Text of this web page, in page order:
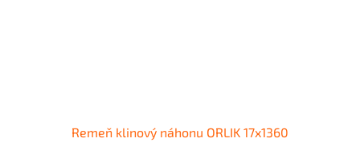
Remeň klinový náhonu ORLIK 17x1360